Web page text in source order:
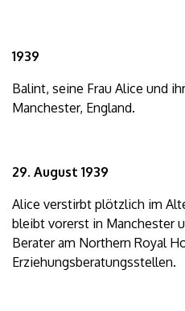
1939
Balint, seine Frau Alice und
Manchester, England.
29. August 1939
Alice verstirbt plötzlich im
bleibt vorerst in Manchester
Berater am Northern Royal
Erziehungsberatungsstellen.